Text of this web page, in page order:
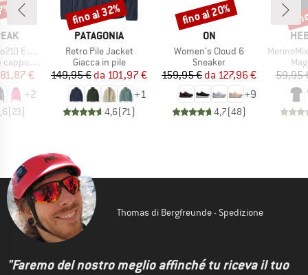
Zip Hoody
ridotto
81,87 €
+2
(23)
MARCHIO
PATAGONIA
Articolo
Retro Pile Jacket
Gruppo di prodotti
Giacca in pile
Prezzo
149,95 € Prezzo ridotto
da 101,97 €
+1
4,6(71)
Sconto
fino al 32%
MARCHIO
ON
Articolo
Women's Cloud 6
Gruppo di prodotti
Sneaker
Prezzo
159,95 € Prezzo ridotto
da 127,96 €
+9
4,7(48)
Sconto
fino al 20%
Articolo
MerinoMix150
59,95
Thomas di Bergfreunde - Spedizione
"Faremo del nostro meglio affinché tu riceva il tuo